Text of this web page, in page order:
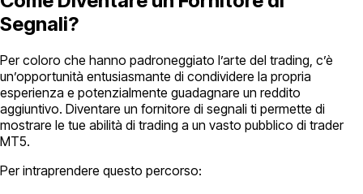
Segnali?
Per coloro che hanno padroneggiato l’arte del trading, c’è
un’opportunità entusiasmante di condividere la propria
esperienza e potenzialmente guadagnare un reddito
aggiuntivo. Diventare un fornitore di segnali ti permette di
mostrare le tue abilità di trading a un vasto pubblico di trader
MT5.
Per intraprendere questo percorso: